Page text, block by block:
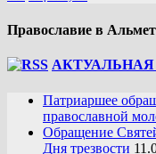
Православие в
Патриаршее
православной
Обращение
Дня трезвости